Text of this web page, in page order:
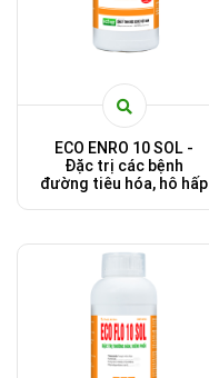
ECO ENRO 10 SOL -
Đặc trị các bệnh
đường tiêu hóa, hô hấp